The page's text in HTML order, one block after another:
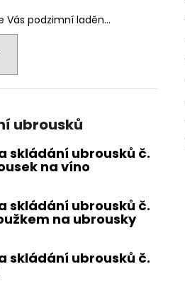
Vás podzimní laděn...
ubrousků
skládání ubrousků č.
na víno
skládání ubrousků č.
na ubrousky
skládání ubrousků č.